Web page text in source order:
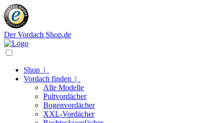
Der Vordach Shop.de
Shop |
Vordach finden |
Alle Modelle
Pultvordächer
Bogenvordächer
XXL-Vordächer